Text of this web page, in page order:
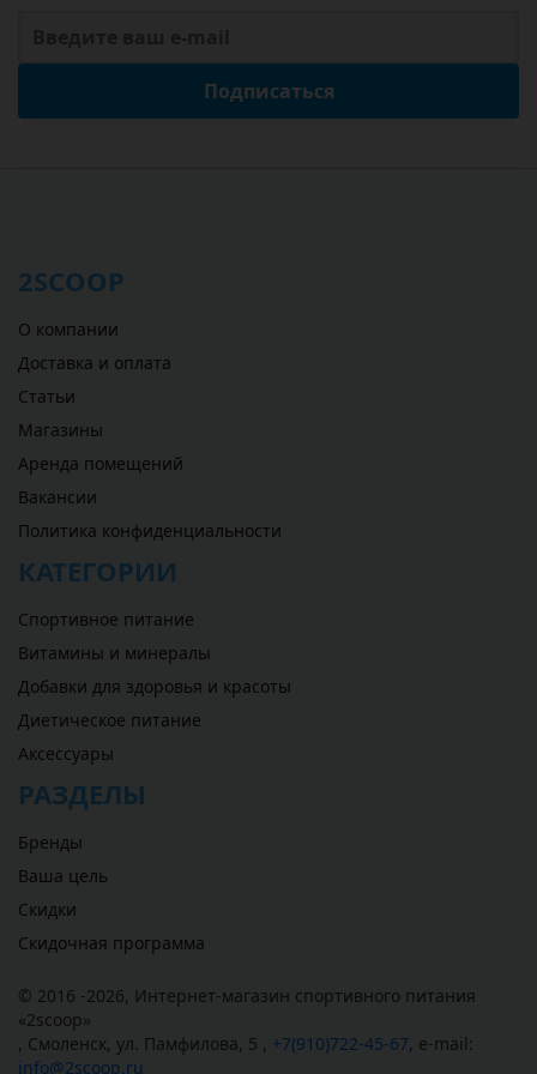
Подписаться
2SCOOP
О компании
Доставка и оплата
Статьи
Магазины
Аренда помещений
Вакансии
Политика конфиденциальности
КАТЕГОРИИ
Спортивное питание
Витамины и минералы
Добавки для здоровья и красоты
Диетическое питание
Аксессуары
РАЗДЕЛЫ
Бренды
Ваша цель
Скидки
Скидочная программа
© 2016 -2026, Интернет-магазин спортивного питания
«2scoop»
, Смоленск, ул. Памфилова, 5 , +7(910)722-45-67, e-mail:
info@2scoop.ru